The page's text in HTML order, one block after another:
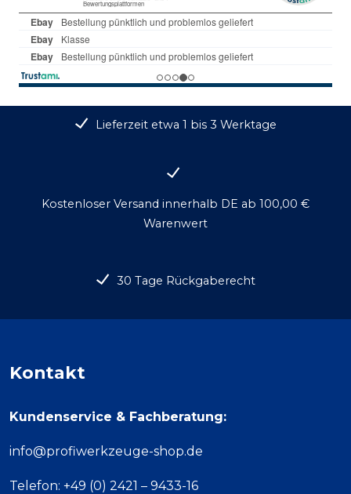
Lieferzeit etwa 1 bis 3 Werktage
Kostenloser Versand innerhalb DE ab 100,00 €
Warenwert
30 Tage Rückgaberecht
Kontakt
Kundenservice & Fachberatung:
info@profiwerkzeuge-shop.de
Telefon: +49 (0) 2421 – 9433-16